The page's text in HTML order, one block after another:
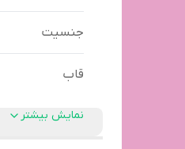
جنسیت
قاب
نمایش بیشتر